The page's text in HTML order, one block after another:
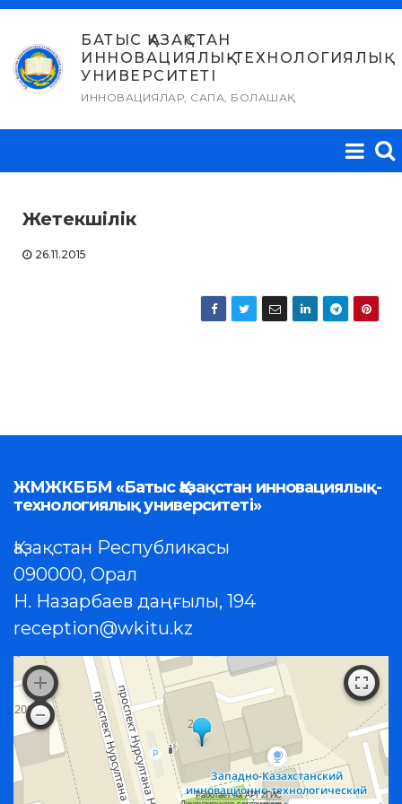
Skip
content
БАТЫС ҚАЗАҚСТАН
ИННОВАЦИЯЛЫҚ-ТЕХНОЛОГИЯЛЫҚ
УНИВЕРСИТЕТІ
ИННОВАЦИЯЛАР, САПА, БОЛАШАҚ
Жетекшілік
26.11.2015
ЖМЖКББМ «Батыс Қазақстан инновациялық-
технологиялық университеті»
Қазақстан Республикасы
090000, Орал
Н. Назарбаев даңғылы, 194
reception@wkitu.kz
Работает на API 2ГИС